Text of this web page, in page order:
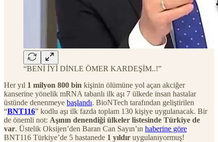
“BENİ İYİ DİNLE ÖMER KARDEŞİM..!”
Her yıl 1 milyon 800 bin kişinin ölümüne yol açan akciğer
kanserine yönelik mRNA tabanlı ilk aşı 7 ülkede insan hastalar
üstünde denenmeye başlandı. BioNTech tarafından geliştirilen
“BNT116” kodlu aşı ilk fazda toplam 130 kişiye uygulanacak. Bir
de önemli not: Aşının denendiği ülkeler listesinde Türkiye de
var. Üstelik Oksijen’den Baran Can Sayın’ın haberine göre
BNT116 Türkiye’de 5 hastanede 1 yıldır uygulanıyormuş!